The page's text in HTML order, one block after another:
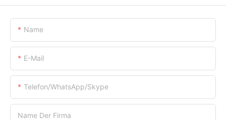
Name
E-Mail
Telefon/WhatsApp/Skype
Name Der Firma